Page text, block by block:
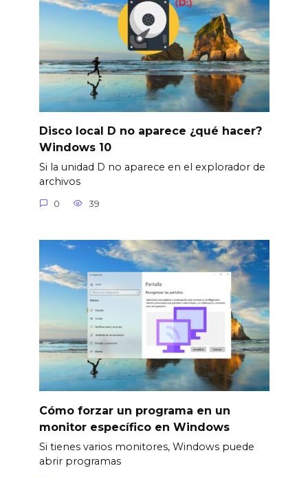
Disco local D no aparece ¿qué hacer?
Windows 10
Si la unidad D no aparece en el explorador de
archivos
0 39
Cómo forzar un programa en un
monitor específico en Windows
Si tienes varios monitores, Windows puede
abrir programas